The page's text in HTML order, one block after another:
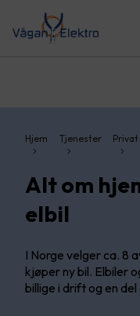
Hjem Tjenester Privat
Alt om
elbil
I Norge velger ca. 8
kjøper ny bil. Elbiler
billige i drift og en